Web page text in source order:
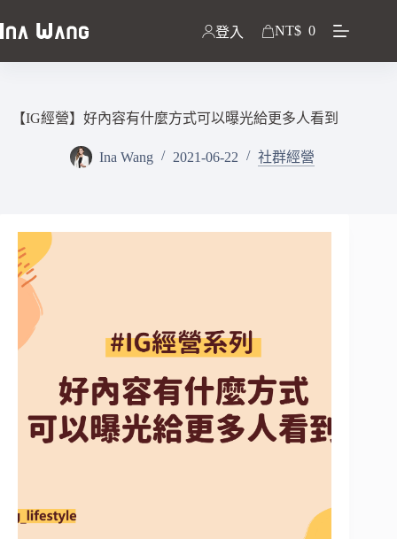
登入 NT$ 0
【IG經營】好內容有什麼方式可以曝光給更多人看到
Ina Wang 2021-06-22 社群經營